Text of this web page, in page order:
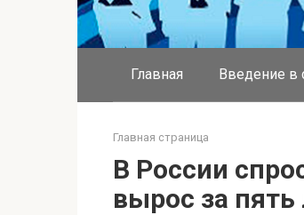
Главная Введение в
Главная страница
В России
вырос за пять